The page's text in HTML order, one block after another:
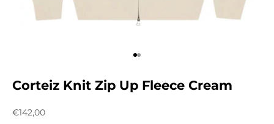
Aller à l'élément 1
Aller à l'élément 2
Corteiz Knit Zip Up Fleece Cream
Prix de vente
€142,00